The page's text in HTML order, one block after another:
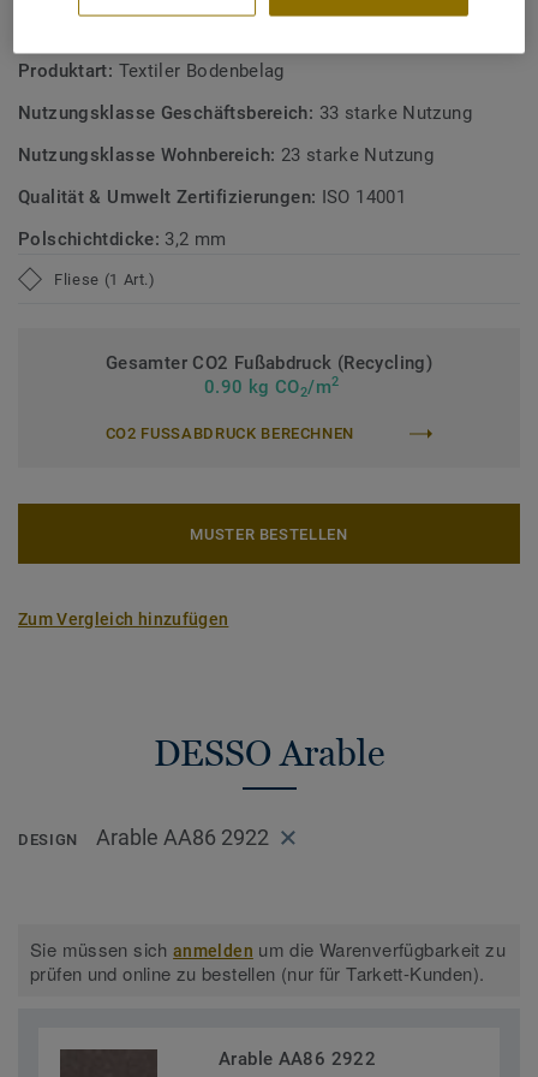
Rücken ausgestattet und Teil unserer
Produktart: Textiler Bodenbelag
Nutzungsklasse Geschäftsbereich: 33 starke Nutzung
Nutzungsklasse Wohnbereich: 23 starke Nutzung
Qualität & Umwelt Zertifizierungen: ISO 14001
Polschichtdicke: 3,2 mm
Fliese (1 Art.)
Gesamter CO2 Fußabdruck (Recycling)
0.90 kg CO2/m2
CO2 FUSSABDRUCK BERECHNEN
MUSTER BESTELLEN
Zum Vergleich hinzufügen
DESSO Arable
DESIGN Arable AA86 2922
Sie müssen sichanmelden um die Warenverfügbarkeit zu
prüfen und online zu bestellen (nur für Tarkett-Kunden).
Arable AA86 2922